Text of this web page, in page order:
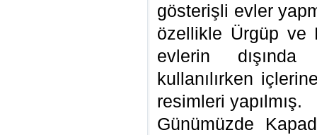
gösterişli evler
özellikle Ürgüp ve
evlerin
kullanılırken
resimleri yapılmış.
Günümüzde